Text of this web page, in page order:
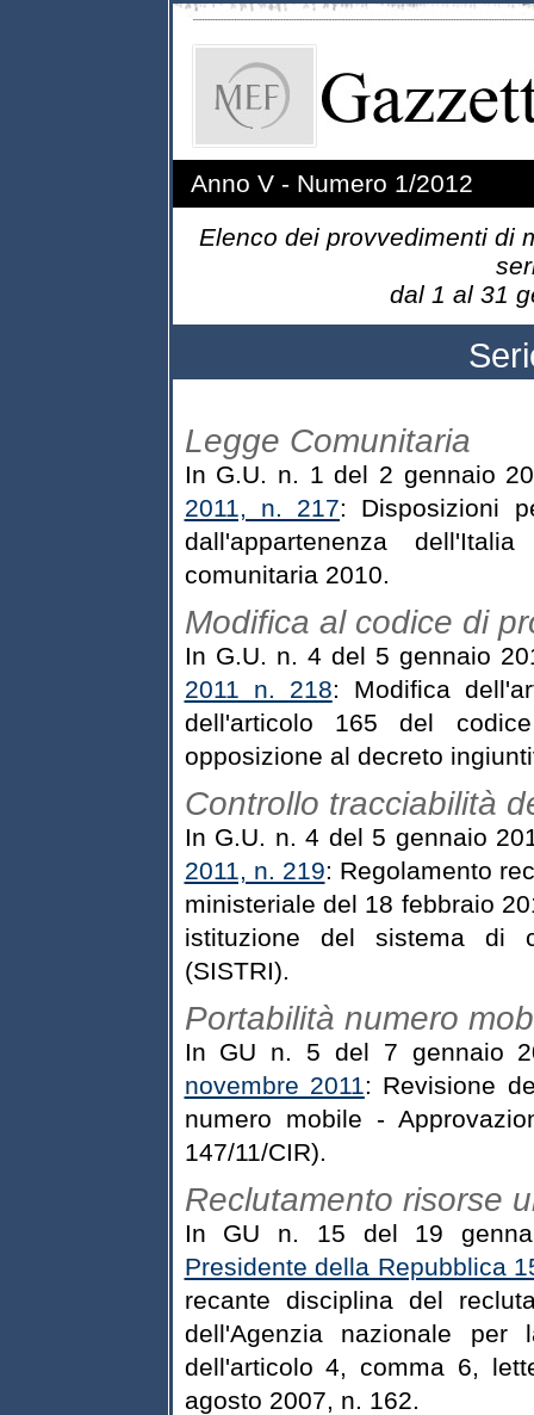
Anno V - Numero 1/2012
Elenco dei provvedimenti di
dal 1 al
Legge Comunitaria
In G.U. n. 1 del 2 gennaio
2011, n. 217: Disposizioni
dall'appartenenza
comunitaria 2010.
Modifica al codice di
In G.U. n. 4 del 5 gennaio
2011 n. 218: Modifica
dell'articolo 165 del
opposizione al decreto
Controllo tracciabilità
In G.U. n. 4 del 5 gennaio
2011, n. 219: Regolamento
ministeriale del 18 febbraio
istituzione del sistema di
(SISTRI).
Portabilità numero
In GU n. 5 del 7 gennaio
novembre 2011: Revisione
numero mobile -
147/11/CIR).
Reclutamento risorse
In GU n. 15 del 19
Presidente della Repubblica
recante disciplina del
dell'Agenzia nazionale
dell'articolo 4, comma 6,
agosto 2007, n. 162.